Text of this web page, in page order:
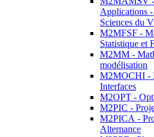
Applications
Sciences du
M2MFSF -
Statistique et
M2MM -
modélisation
M2MOCHI -
Interfaces
M2OPT -
M2PIC -
M2PICA -
Alternance